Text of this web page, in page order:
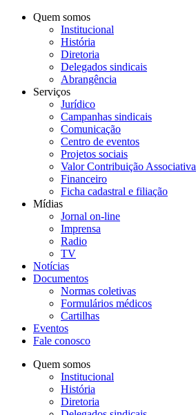
Quem somos
Institucional
História
Diretoria
Delegados sindicais
Abrangência
Serviços
Jurídico
Campanhas sindicais
Comunicação
Centro de eventos
Projetos sociais
Valor Contribuição Associativa
Financeiro
Ficha cadastral e filiação
Mídias
Jornal on-line
Imprensa
Radio
TV
Notícias
Documentos
Normas coletivas
Formulários médicos
Cartilhas
Eventos
Fale conosco
Quem somos
Institucional
História
Diretoria